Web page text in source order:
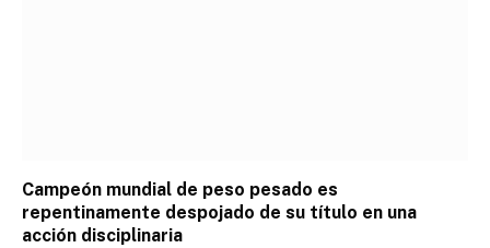
Campeón mundial de peso pesado es
repentinamente despojado de su título en una
acción disciplinaria